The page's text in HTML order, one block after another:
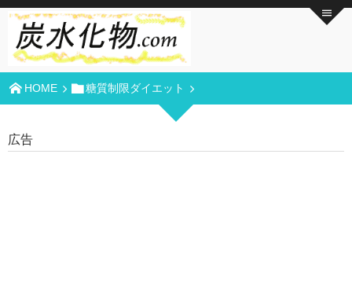
HOME 糖質制限ダイエット
広告